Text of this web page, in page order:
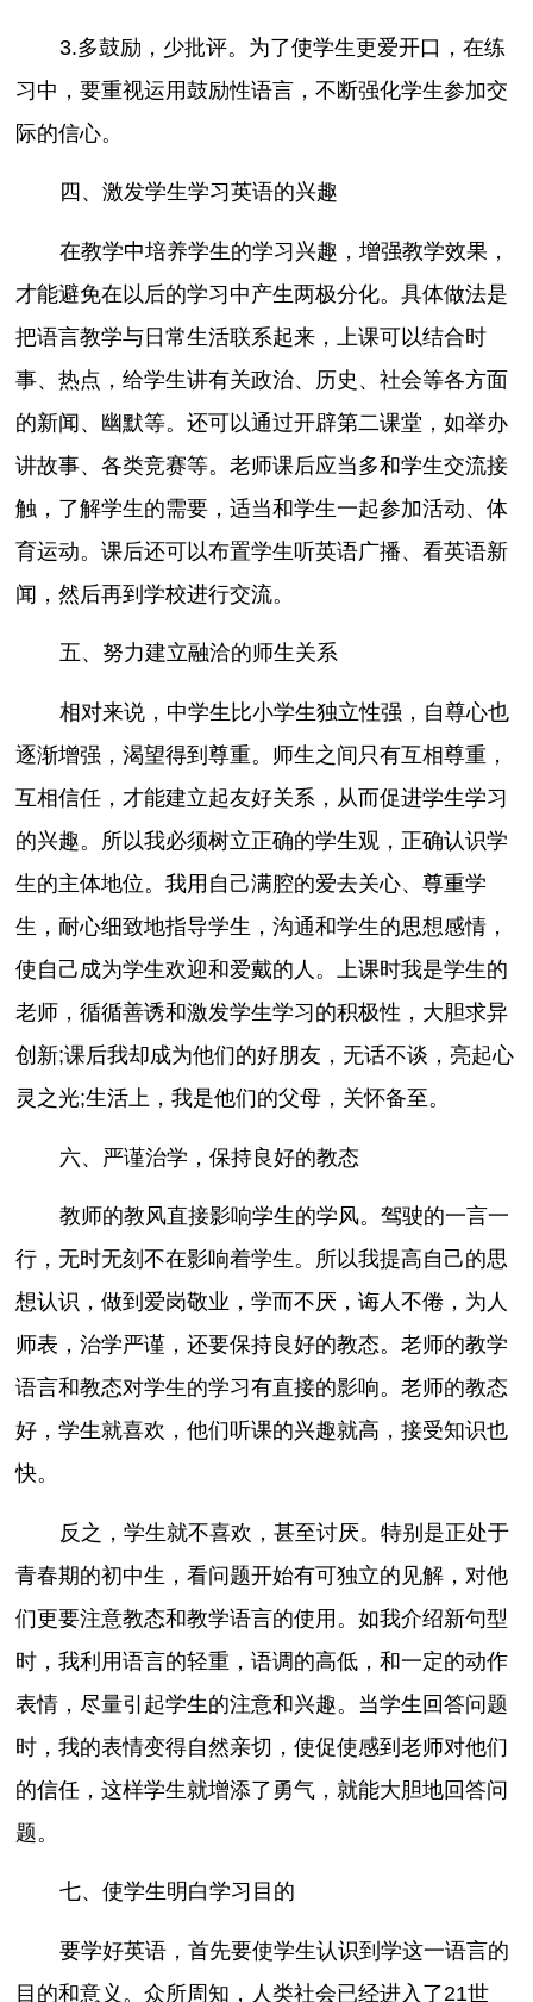
3.多鼓励，少批评。为了使学生更爱开口，在练
习中，要重视运用鼓励性语言，不断强化学生参加交
际的信心。
四、激发学生学习英语的兴趣
在教学中培养学生的学习兴趣，增强教学效果，
才能避免在以后的学习中产生两极分化。具体做法是
把语言教学与日常生活联系起来，上课可以结合时
事、热点，给学生讲有关政治、历史、社会等各方面
的新闻、幽默等。还可以通过开辟第二课堂，如举办
讲故事、各类竞赛等。老师课后应当多和学生交流接
触，了解学生的需要，适当和学生一起参加活动、体
育运动。课后还可以布置学生听英语广播、看英语新
闻，然后再到学校进行交流。
五、努力建立融洽的师生关系
相对来说，中学生比小学生独立性强，自尊心也
逐渐增强，渴望得到尊重。师生之间只有互相尊重，
互相信任，才能建立起友好关系，从而促进学生学习
的兴趣。所以我必须树立正确的学生观，正确认识学
生的主体地位。我用自己满腔的爱去关心、尊重学
生，耐心细致地指导学生，沟通和学生的思想感情，
使自己成为学生欢迎和爱戴的人。上课时我是学生的
老师，循循善诱和激发学生学习的积极性，大胆求异
创新;课后我却成为他们的好朋友，无话不谈，亮起心
灵之光;生活上，我是他们的父母，关怀备至。
六、严谨治学，保持良好的教态
教师的教风直接影响学生的学风。驾驶的一言一
行，无时无刻不在影响着学生。所以我提高自己的思
想认识，做到爱岗敬业，学而不厌，诲人不倦，为人
师表，治学严谨，还要保持良好的教态。老师的教学
语言和教态对学生的学习有直接的影响。老师的教态
好，学生就喜欢，他们听课的兴趣就高，接受知识也
快。
反之，学生就不喜欢，甚至讨厌。特别是正处于
青春期的初中生，看问题开始有可独立的见解，对他
们更要注意教态和教学语言的使用。如我介绍新句型
时，我利用语言的轻重，语调的高低，和一定的动作
表情，尽量引起学生的注意和兴趣。当学生回答问题
时，我的表情变得自然亲切，使促使感到老师对他们
的信任，这样学生就增添了勇气，就能大胆地回答问
题。
七、使学生明白学习目的
要学好英语，首先要使学生认识到学这一语言的
目的和意义。众所周知，人类社会已经进入了21世